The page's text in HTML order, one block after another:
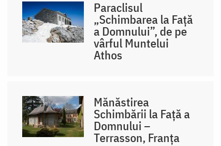
Paraclisul
„Schimbarea la Față
a Domnului”, de pe
vârful Muntelui
Athos
Mănăstirea
Schimbării la Față a
Domnului –
Terrasson, Franţa